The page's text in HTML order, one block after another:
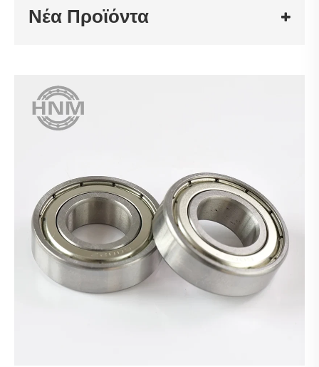
Νέα Προϊόντα